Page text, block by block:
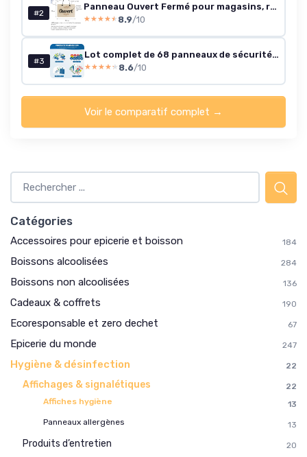
#2
Panneau Ouvert Fermé pour magasins, restaurant, panneau en bois avec ventouse pour verre
★★★★★
★★★★★ 8.9/10
#3
Lot complet de 68 panneaux de sécurité pour cuisine – Vinyle autocollant mat, imperméable et résistant à l'huile – Autocollants d'hygiène alimentaire, garantissent la sécurité et la conformité dans 68-Panneaux de cuisine
★★★★★
★★★★★ 8.6/10
Voir le comparatif complet →
Catégories
Accessoires pour epicerie et boisson 184
Boissons alcoolisées 284
Boissons non alcoolisées 136
Cadeaux & coffrets 190
Ecoresponsable et zero dechet 67
Epicerie du monde 247
Hygiène & désinfection 22
Affichages & signalétiques
22
Affiches hygiène
13
Panneaux allergènes
13
Produits d’entretien 20